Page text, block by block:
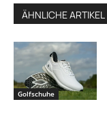
ÄHNLICHE ARTIKEL
Golfschuhe